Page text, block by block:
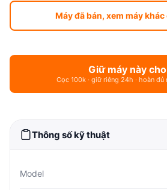
Máy đã bán, xem máy
Giữ máy này
Cọc 100k · giữ riêng 24h · hoàn đủ
Thông số kỹ thuật
Model